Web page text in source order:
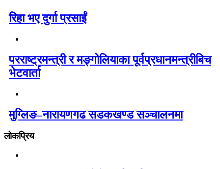
रिहा भए दुर्गा प्रसाईं
परराष्ट्रमन्त्री र मङ्गोलियाका पूर्वप्रधानमन्त्रीबिच
भेटवार्ता
मुग्लिङ–नारायणगढ सडकखण्ड सञ्चालनमा
लोकप्रिय